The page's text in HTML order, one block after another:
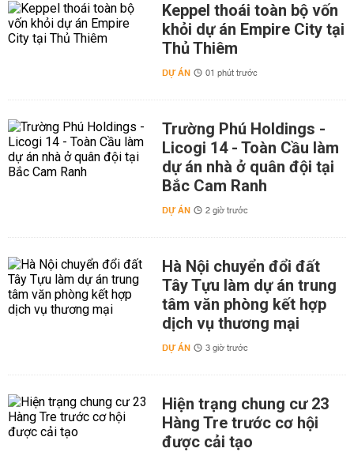
Keppel thoái toàn bộ vốn
khỏi dự án Empire City tại
Thủ Thiêm
DỰ ÁN 01 phút trước
Trường Phú Holdings -
Licogi 14 - Toàn Cầu làm
dự án nhà ở quân đội tại
Bắc Cam Ranh
DỰ ÁN 2 giờ trước
Hà Nội chuyển đổi đất
Tây Tựu làm dự án trung
tâm văn phòng kết hợp
dịch vụ thương mại
DỰ ÁN 3 giờ trước
Hiện trạng chung cư 23
Hàng Tre trước cơ hội
được cải tạo